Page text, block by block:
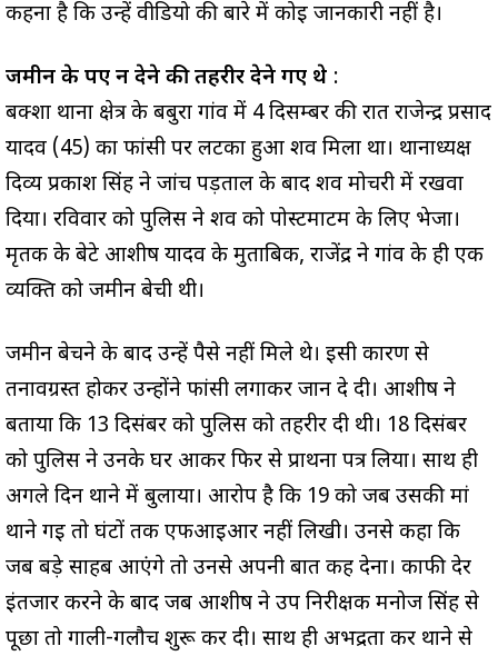
कहना है कि उन्हें वीडियो की बारे में कोई जानकारी नहीं है।
जमीन के रुपए न देने की तहरीर देने गए थे :
बक्शा थाना क्षेत्र के बबुरा गांव में 4 दिसम्बर की रात राजेन्द्र प्रसाद
यादव (45) का फांसी पर लटका हुआ शव मिला था। थानाध्यक्ष
दिव्य प्रकाश सिंह ने जांच पड़ताल के बाद शव मोर्चरी में रखवा
दिया। रविवार को पुलिस ने शव को पोस्टमार्टम के लिए भेजा।
मृतक के बेटे आशीष यादव के मुताबिक, राजेंद्र ने गांव के ही एक
व्यक्ति को जमीन बेची थी।
जमीन बेचने के बाद उन्हें पैसे नहीं मिले थे। इसी कारण से
तनावग्रस्त होकर उन्होंने फांसी लगाकर जान दे दी। आशीष ने
बताया कि 13 दिसंबर को पुलिस को तहरीर दी थी। 18 दिसंबर
को पुलिस ने उनके घर आकर फिर से प्रार्थना पत्र लिया। साथ ही
अगले दिन थाने में बुलाया। आरोप है कि 19 को जब उसकी मां
थाने गई तो घंटों तक एफआईआर नहीं लिखी। उनसे कहा कि
जब बड़े साहब आएंगे तो उनसे अपनी बात कह देना। काफी देर
इंतजार करने के बाद जब आशीष ने उप निरीक्षक मनोज सिंह से
पूछा तो गाली-गलौच शुरू कर दी। साथ ही अभद्रता कर थाने से